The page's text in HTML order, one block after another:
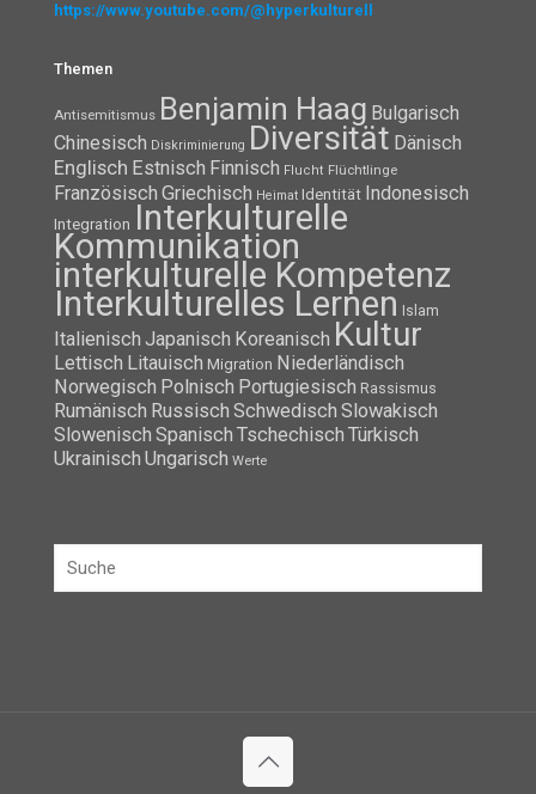
https://www.youtube.com/@hyperkulturell
Themen
Antisemitismus Benjamin Haag Bulgarisch
Chinesisch Diskriminierung Diversität Dänisch
Englisch Estnisch Finnisch Flucht Flüchtlinge
Französisch Griechisch Heimat Identität Indonesisch
Integration Interkulturelle
Kommunikation
interkulturelle Kompetenz
Interkulturelles Lernen Islam
Italienisch Japanisch Koreanisch Kultur
Lettisch Litauisch Migration Niederländisch
Norwegisch Polnisch Portugiesisch Rassismus
Rumänisch Russisch Schwedisch Slowakisch
Slowenisch Spanisch Tschechisch Türkisch
Ukrainisch Ungarisch Werte